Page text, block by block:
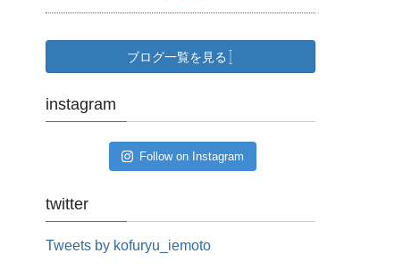
ブログ一覧を見る
instagram
Follow on Instagram
twitter
Tweets by kofuryu_iemoto